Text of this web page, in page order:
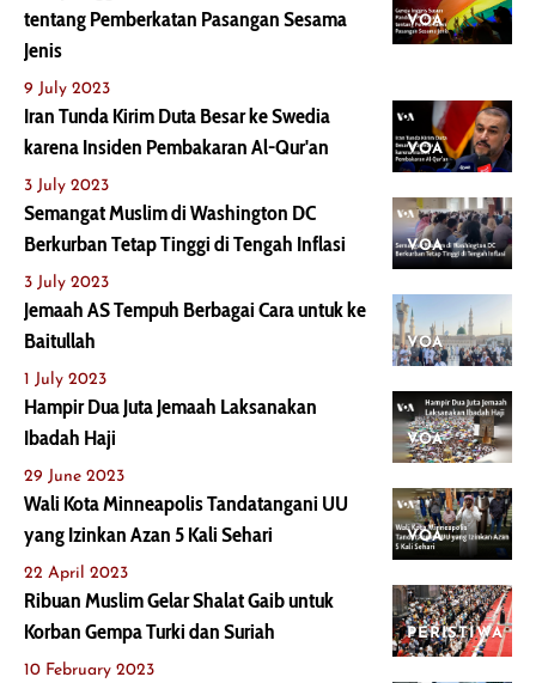
VOA
tentang Pemberkatan Pasangan Sesama
Jenis
9 July 2023
VOA
Iran Tunda Kirim Duta Besar ke Swedia
karena Insiden Pembakaran Al-Qur'an
3 July 2023
VOA
Semangat Muslim di Washington DC
Berkurban Tetap Tinggi di Tengah Inflasi
3 July 2023
VOA
Jemaah AS Tempuh Berbagai Cara untuk ke
Baitullah
1 July 2023
VOA
Hampir Dua Juta Jemaah Laksanakan
Ibadah Haji
29 June 2023
VOA
Wali Kota Minneapolis Tandatangani UU
yang Izinkan Azan 5 Kali Sehari
22 April 2023
PERISTIWA
Ribuan Muslim Gelar Shalat Gaib untuk
Korban Gempa Turki dan Suriah
10 February 2023